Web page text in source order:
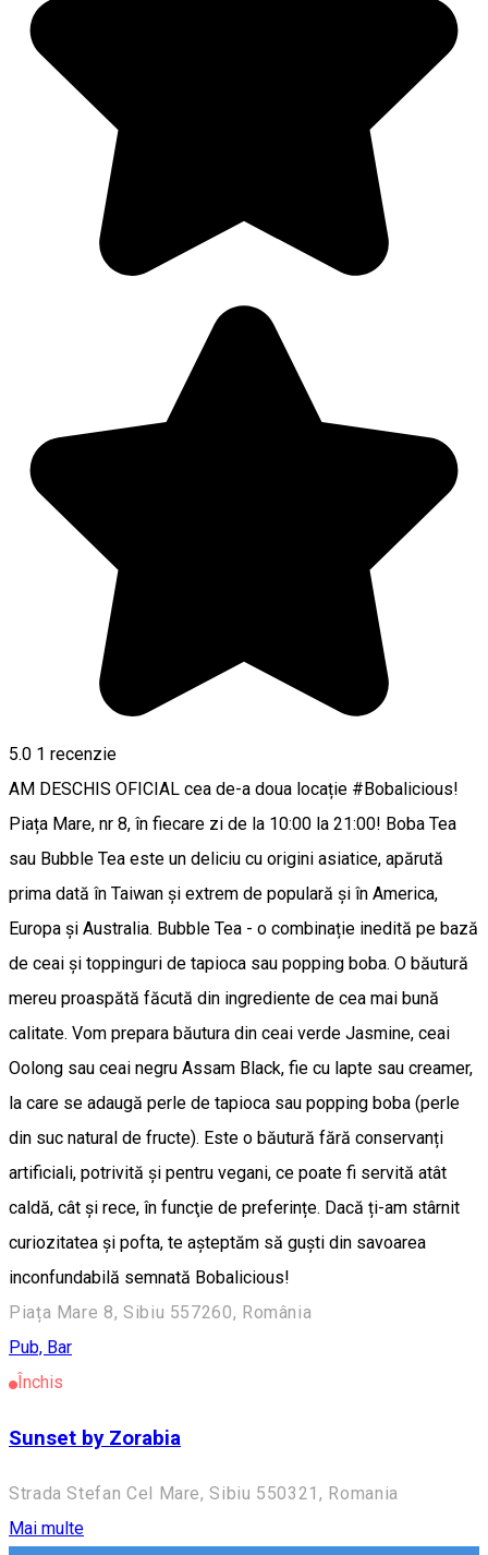
5.0 1 recenzie
AM DESCHIS OFICIAL cea de-a doua locație #Bobalicious!
Piața Mare, nr 8, în fiecare zi de la 10:00 la 21:00! Boba Tea
sau Bubble Tea este un deliciu cu origini asiatice, apărută
prima dată în Taiwan și extrem de populară și în America,
Europa și Australia. Bubble Tea - o combinație inedită pe bază
de ceai şi toppinguri de tapioca sau popping boba. O băutură
mereu proaspătă făcută din ingrediente de cea mai bună
calitate. Vom prepara băutura din ceai verde Jasmine, ceai
Oolong sau ceai negru Assam Black, fie cu lapte sau creamer,
la care se adaugă perle de tapioca sau popping boba (perle
din suc natural de fructe). Este o băutură fără conservanți
artificiali, potrivită și pentru vegani, ce poate fi servită atât
caldă, cât şi rece, în funcţie de preferințe. Dacă ți-am stârnit
curiozitatea și pofta, te așteptăm să guști din savoarea
inconfundabilă semnată Bobalicious!
Piața Mare 8, Sibiu 557260, România
Pub, Bar
Închis
Sunset by Zorabia
Strada Stefan Cel Mare, Sibiu 550321, Romania
Mai multe